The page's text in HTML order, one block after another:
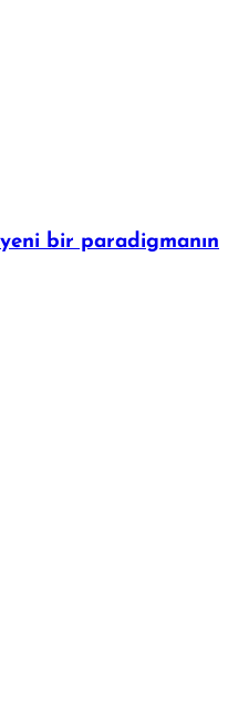
bir paradigmanın